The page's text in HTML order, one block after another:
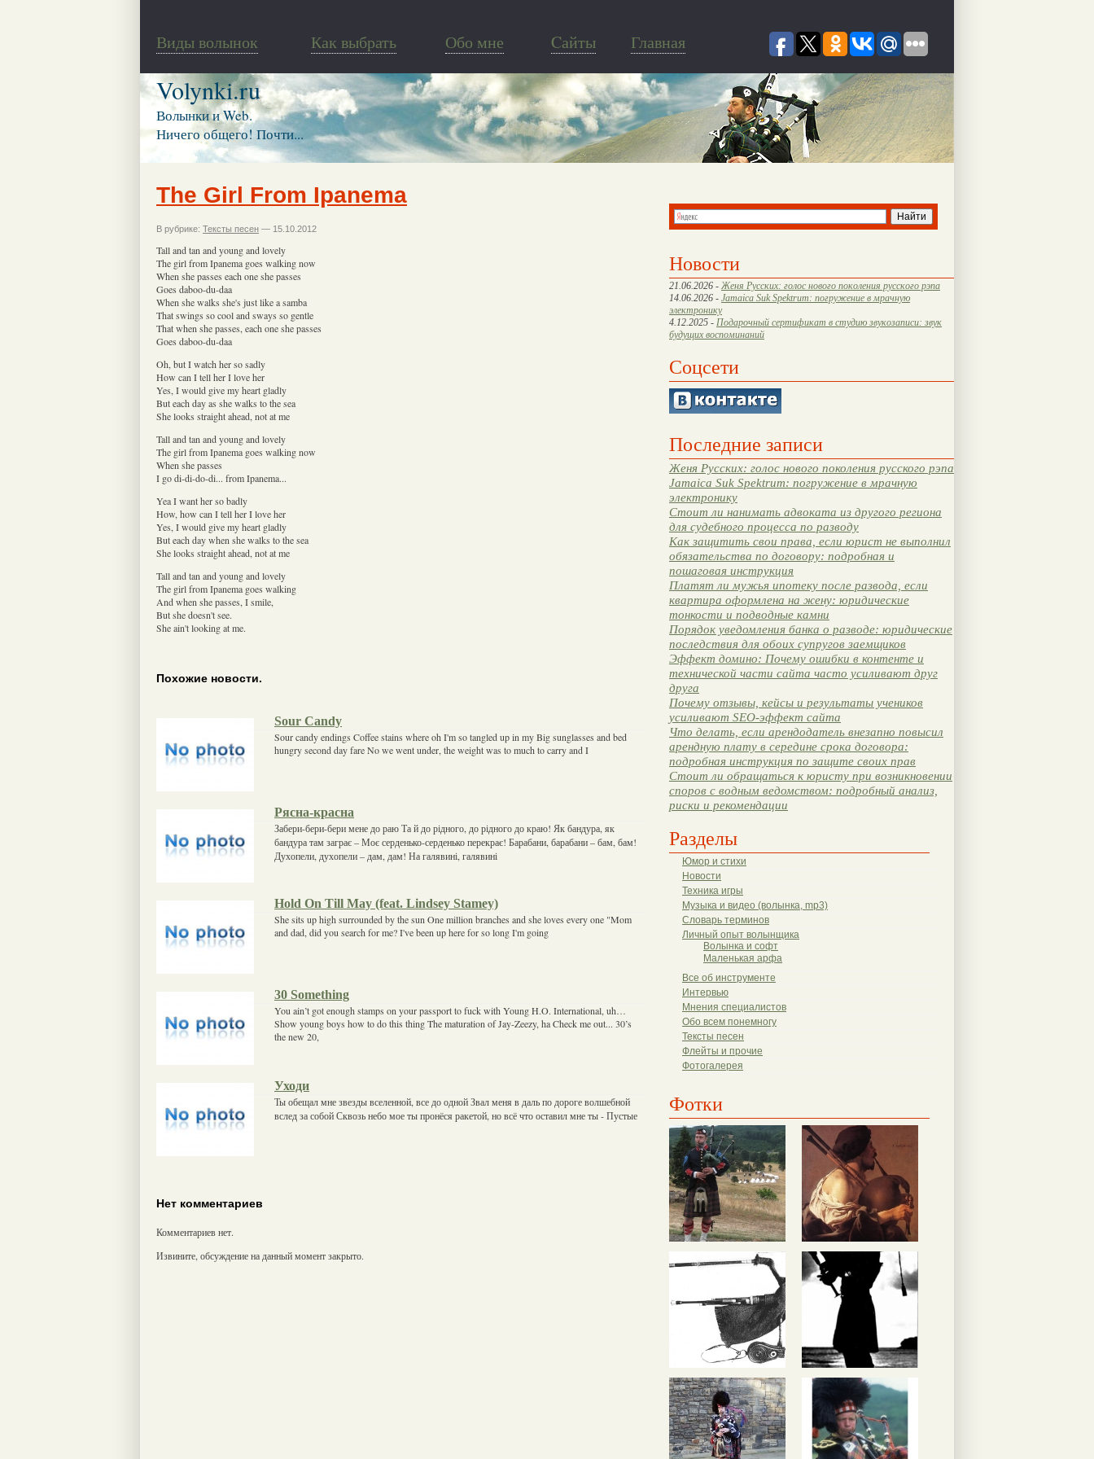
Виды волынок Как выбрать Обо мне Cайты Главная
Volynki.ru
Волынки и Web.
Ничего общего! Почти...
Новости
21.06.2026 - Женя Русских: голос нового поколения русского рэпа
14.06.2026 - Jamaica Suk Spektrum: погружение в мрачную
электронику
4.12.2025 - Подарочный сертификат в студию звукозаписи: звук
будущих воспоминаний
Соцсети
Последние записи
Женя Русских: голос нового поколения русского рэпа
Jamaica Suk Spektrum: погружение в мрачную
электронику
Стоит ли нанимать адвоката из другого региона
для судебного процесса по разводу
Как защитить свои права, если юрист не выполнил
обязательства по договору: подробная и
пошаговая инструкция
Платят ли мужья ипотеку после развода, если
квартира оформлена на жену: юридические
тонкости и подводные камни
Порядок уведомления банка о разводе: юридические
последствия для обоих супругов заемщиков
Эффект домино: Почему ошибки в контенте и
технической части сайта часто усиливают друг
друга
Почему отзывы, кейсы и результаты учеников
усиливают SEO-эффект сайта
Что делать, если арендодатель внезапно повысил
арендную плату в середине срока договора:
подробная инструкция по защите своих прав
Стоит ли обращаться к юристу при возникновении
споров с водным ведомством: подробный анализ,
риски и рекомендации
Разделы
Юмор и стихи
Новости
Техника игры
Музыка и видео (волынка, mp3)
Словарь терминов
Личный опыт волынщика
Волынка и софт
Маленькая арфа
Все об инструменте
Интервью
Мнения специалистов
Обо всем понемногу
Тексты песен
Флейты и прочие
Фотогалерея
Фотки
The Girl From Ipanema
В рубрике: Тексты песен — 15.10.2012
Tall and tan and young and lovely
The girl from Ipanema goes walking now
When she passes each one she passes
Goes daboo-du-daa
When she walks she's just like a samba
That swings so cool and sways so gentle
That when she passes, each one she passes
Goes daboo-du-daa
Oh, but I watch her so sadly
How can I tell her I love her
Yes, I would give my heart gladly
But each day as she walks to the sea
She looks straight ahead, not at me
Tall and tan and young and lovely
The girl from Ipanema goes walking now
When she passes
I go di-di-do-di... from Ipanema...
Yea I want her so badly
How, how can I tell her I love her
Yes, I would give my heart gladly
But each day when she walks to the sea
She looks straight ahead, not at me
Tall and tan and young and lovely
The girl from Ipanema goes walking
And when she passes, I smile,
But she doesn't see.
She ain't looking at me.
Похожие новости.
Sour Candy
Sour candy endings Coffee stains where oh I'm so tangled up in my Big sunglasses and bed
hungry second day fare No we went under, the weight was to much to carry and I
Рясна-красна
Забери-бери-бери мене до раю Та й до рідного, до рідного до краю! Як бандура, як
бандура там заграє – Моє серденько-серденько перекрає! Барабани, барабани – бам, бам!
Духопели, духопели – дам, дам! На галявині, галявині
Hold On Till May (feat. Lindsey Stamey)
She sits up high surrounded by the sun One million branches and she loves every one "Mom
and dad, did you search for me? I've been up here for so long I'm going
30 Something
You ain’t got enough stamps on your passport to fuck with Young H.O. International, uh…
Show young boys how to do this thing The maturation of Jay-Zeezy, ha Check me out... 30’s
the new 20,
Уходи
Ты обещал мне звезды вселенной, все до одной Звал меня в даль по дороге волшебной
вслед за собой Сквозь небо мое ты пронёся ракетой, но всё что оставил мне ты - Пустые
Нет комментариев
Комментариев нет.
Извините, обсуждение на данный момент закрыто.